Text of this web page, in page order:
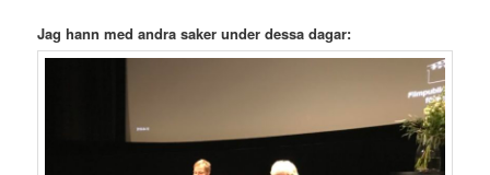
Jag hann med andra saker under dessa dagar: